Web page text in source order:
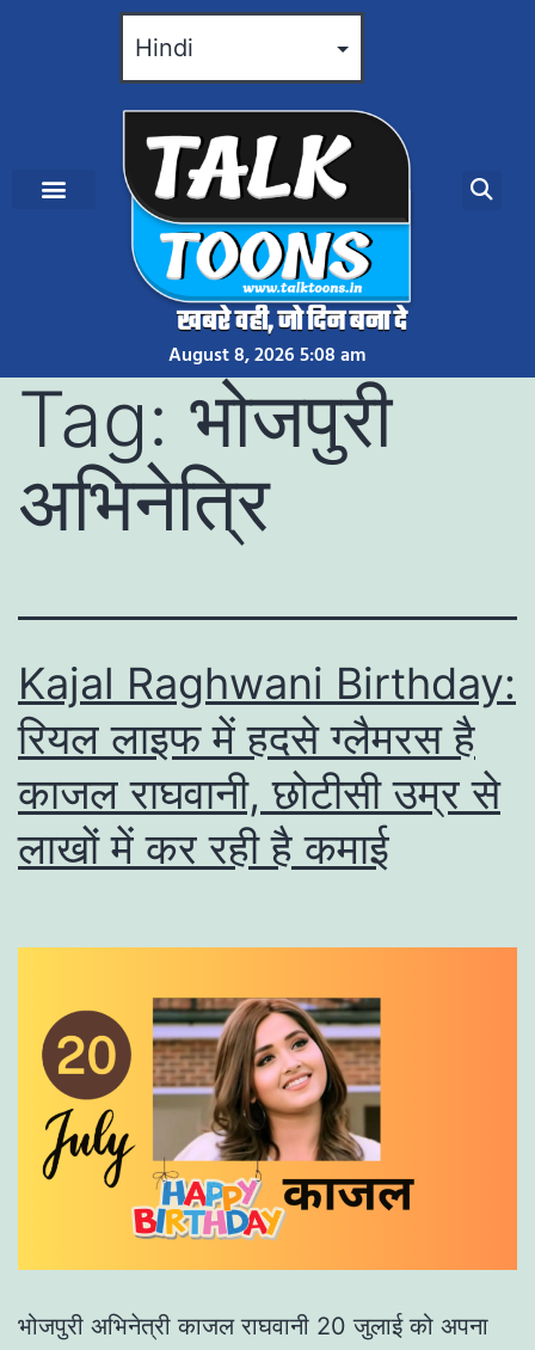
August 8, 2026 5:08 am
Tag: भोजपुरी
अभिनेत्रि
Kajal Raghwani Birthday:
रियल लाइफ में हदसे ग्लैमरस है
काजल राघवानी, छोटीसी उम्र से
लाखों में कर रही है कमाई
भोजपुरी अभिनेत्री काजल राघवानी 20 जुलाई को अपना